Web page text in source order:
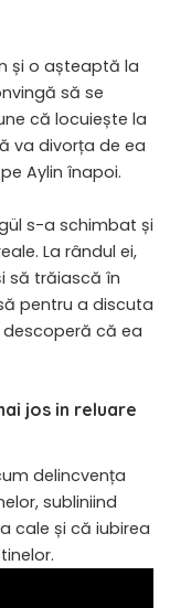
și o așteaptă la
să se
că locuiește la
va divorța de ea
Aylin înapoi.
s-a schimbat și
La rândul ei,
să trăiască în
pentru a discuta
că ea
jos in reluare
delincvența
subliniind
cale și că iubirea